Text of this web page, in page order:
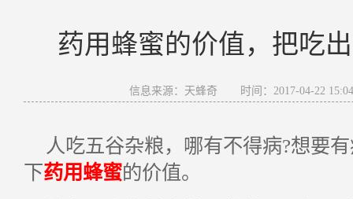
药用蜂蜜的价值，把吃
信息来源：天蜂奇 时间：2017-04-22
人吃五谷杂粮，哪有不得病?想要
下药用蜂蜜的价值。